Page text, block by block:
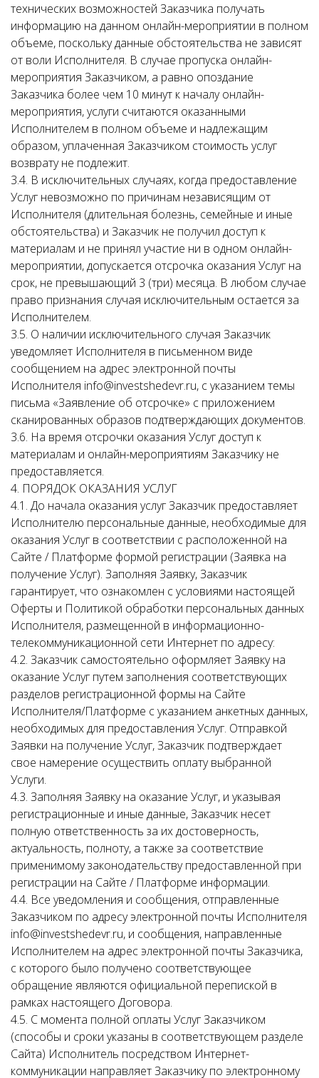
технических возможностей Заказчика получать
информацию на данном онлайн-мероприятии в полном
объеме, поскольку данные обстоятельства не зависят
от воли Исполнителя. В случае пропуска онлайн-
мероприятия Заказчиком, а равно опоздание
Заказчика более чем 10 минут к началу онлайн-
мероприятия, услуги считаются оказанными
Исполнителем в полном объеме и надлежащим
образом, уплаченная Заказчиком стоимость услуг
возврату не подлежит.
3.4. В исключительных случаях, когда предоставление
Услуг невозможно по причинам независящим от
Исполнителя (длительная болезнь, семейные и иные
обстоятельства) и Заказчик не получил доступ к
материалам и не принял участие ни в одном онлайн-
мероприятии, допускается отсрочка оказания Услуг на
срок, не превышающий 3 (три) месяца. В любом случае
право признания случая исключительным остается за
Исполнителем.
3.5. О наличии исключительного случая Заказчик
уведомляет Исполнителя в письменном виде
сообщением на адрес электронной почты
Исполнителя info@investshedevr.ru, с указанием темы
письма «Заявление об отсрочке» с приложением
сканированных образов подтверждающих документов.
3.6. На время отсрочки оказания Услуг доступ к
материалам и онлайн-мероприятиям Заказчику не
предоставляется.
4. ПОРЯДОК ОКАЗАНИЯ УСЛУГ
4.1. До начала оказания услуг Заказчик предоставляет
Исполнителю персональные данные, необходимые для
оказания Услуг в соответствии с расположенной на
Сайте / Платформе формой регистрации (Заявка на
получение Услуг). Заполняя Заявку, Заказчик
гарантирует, что ознакомлен с условиями настоящей
Оферты и Политикой обработки персональных данных
Исполнителя, размещенной в информационно-
телекоммуникационной сети Интернет по адресу:
4.2. Заказчик самостоятельно оформляет Заявку на
оказание Услуг путем заполнения соответствующих
разделов регистрационной формы на Сайте
Исполнителя/Платформе с указанием анкетных данных,
необходимых для предоставления Услуг. Отправкой
Заявки на получение Услуг, Заказчик подтверждает
свое намерение осуществить оплату выбранной
Услуги.
4.3. Заполняя Заявку на оказание Услуг, и указывая
регистрационные и иные данные, Заказчик несет
полную ответственность за их достоверность,
актуальность, полноту, а также за соответствие
применимому законодательству предоставленной при
регистрации на Сайте / Платформе информации.
4.4. Все уведомления и сообщения, отправленные
Заказчиком по адресу электронной почты Исполнителя
info@investshedevr.ru, и сообщения, направленные
Исполнителем на адрес электронной почты Заказчика,
с которого было получено соответствующее
обращение являются официальной перепиской в
рамках настоящего Договора.
4.5. С момента полной оплаты Услуг Заказчиком
(способы и сроки указаны в соответствующем разделе
Сайта) Исполнитель посредством Интернет-
коммуникации направляет Заказчику по электронному